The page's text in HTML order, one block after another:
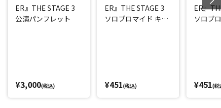
ER』THE STAGE 3
公演パンフレット
¥3,000(税込)
ER』THE STAGE 3
ソロブロマイド キル
¥451(税込)
ER』
ソロブ
¥451(税